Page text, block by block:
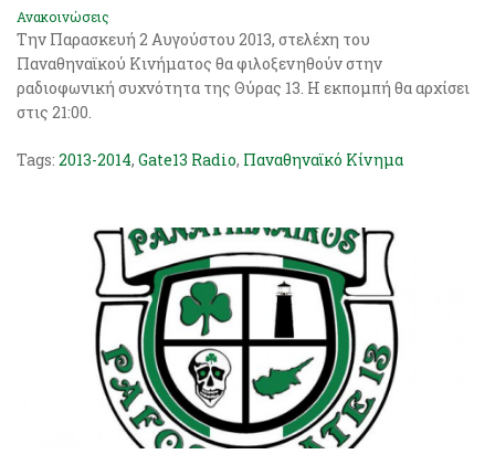
Ανακοινώσεις
Την Παρασκευή 2 Αυγούστου 2013, στελέχη του
Παναθηναϊκού Κινήματος θα φιλοξενηθούν στην
ραδιοφωνική συχνότητα της Θύρας 13. Η εκπομπή θα αρχίσει
στις 21:00.
Tags: 2013-2014, Gate13 Radio, Παναθηναϊκό Κίνημα